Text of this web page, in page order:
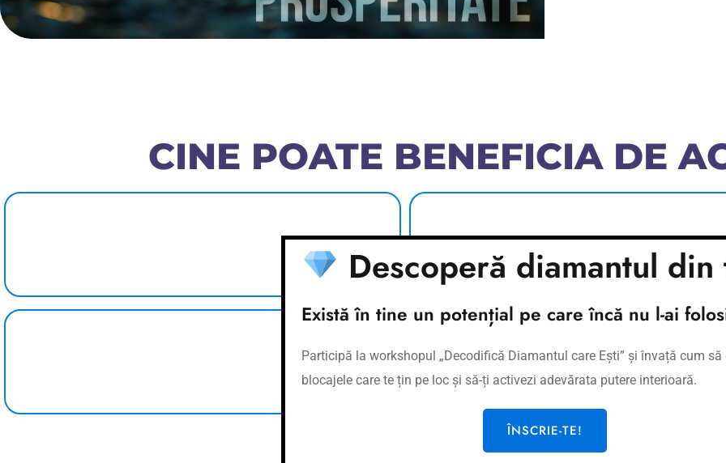
CINE POATE BENEFICIA DE
Persoane care doresc să devină 100% cine sunt cu
Cei care doresc să își crească venitul și
sănătate mai bună
Cei care caută să dezvolte relații mai armonioase cu
Oricine simte că se confruntă cu
dezvoltării personale
ÎNSCRIE-TE ACUM LA CURS!
Descoperă diamantul din
Există în tine un potențial pe care încă nu l-ai
Participă la workshopul „Decodifică Diamantul care Ești” și învață cum să
blocajele care te țin pe loc și să-ți activezi adevărata putere interioară.
ÎNSCRIE-TE!